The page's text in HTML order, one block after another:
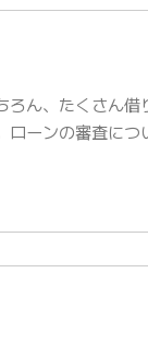
ん、たくさん
ーンの審査に